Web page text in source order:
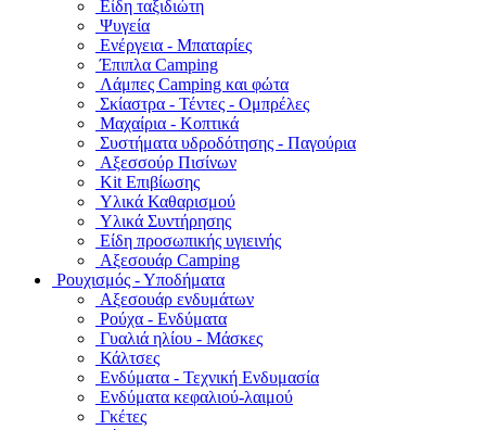
Είδη ταξιδιώτη
Ψυγεία
Ενέργεια - Μπαταρίες
Έπιπλα Camping
Λάμπες Camping και φώτα
Σκίαστρα - Τέντες - Ομπρέλες
Μαχαίρια - Κοπτικά
Συστήματα υδροδότησης - Παγούρια
Αξεσσούρ Πισίνων
Kit Επιβίωσης
Υλικά Καθαρισμού
Υλικά Συντήρησης
Είδη προσωπικής υγιεινής
Αξεσουάρ Camping
Ρουχισμός - Υποδήματα
Αξεσουάρ ενδυμάτων
Ρούχα - Ενδύματα
Γυαλιά ηλίου - Μάσκες
Κάλτσες
Ενδύματα - Τεχνική Ενδυμασία
Ενδύματα κεφαλιού-λαιμού
Γκέτες